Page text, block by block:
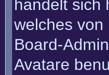
handelt sich
welches von
Board-
Avatare